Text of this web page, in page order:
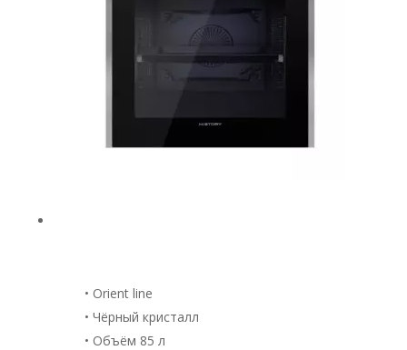
• Orient line
• Чёрный кристалл
• Объём 85 л